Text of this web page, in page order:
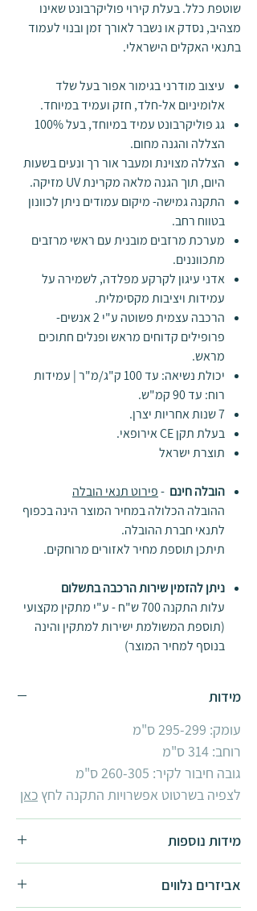
שוטפת כלל. בעלת קירוי פוליקרבונט שאינו
מצהיב, נסדק או נשבר לאורך זמן ובנוי לעמוד
בתנאי האקלים הישראלי.
עיצוב מודרני בגימור אפור בעל שלד
אלומיניום אל-חלד, חזק ועמיד במיוחד.
גג פוליקרבונט עמיד במיוחד, בעל 100%
הצללה והגנה מחום.
הצללה מצוינת ומעבר אור רך ונעים בשעות
היום, תוך הגנה מלאה מקרינת UV מזיקה.
התקנה גמישה- מיקום עמודים ניתן לכוונון
בטווח רחב.
מערכת מרזבים מובנית עם ראשי מרזבים
מתכווננים.
אדני עיגון לקרקע מפלדה, לשמירה על
עמידות ויציבות מקסימלית.
הרכבה עצמית פשוטה ע"י 2 אנשים-
פרופילים קדוחים מראש ופנלים חתוכים
מראש.
יכולת נשיאה: עד 100 ק"ג/מ"ר | עמידות
רוח: עד 90 קמ"ש.
7 שנות אחריות יצרן.
בעלת תקן CE אירופאי.
תוצרת ישראל
הובלה חינם -פירוט תנאי הובלה
ההובלה הכלולה במחיר המוצר הינה בכפוף
לתנאי חברת ההובלה.
תיתכן תוספת מחיר לאזורים מרוחקים.
ניתן להזמין שירות הרכבה בתשלום
עלות התקנה 700 ש"ח - ע"י מתקין מקצועי
(תוספת המשולמת ישירות למתקין והינה
בנוסף למחיר המוצר)
מידות
עומק: 295-299 ס"מ
רוחב: 314 ס"מ
גובה חיבור לקיר: 260-305 ס"מ
לצפיה בשרטוט אפשרויות התקנה לחץ כאן
מידות נוספות
פרגולה Sierra ברוחב עד 6 מטר
אביזרים נלווים